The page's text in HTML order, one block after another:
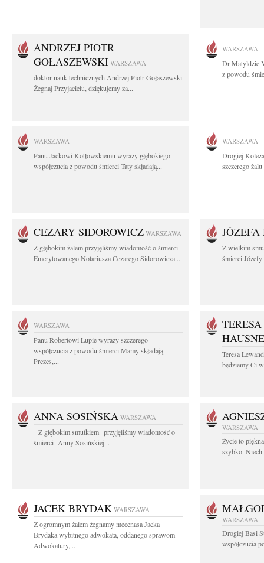
ANDRZEJ PIOTR
GOŁASZEWSKI WARSZAWA
doktor nauk technicznych Andrzej Piotr Gołaszewski
Żegnaj Przyjacielu, dziękujemy za...
WARSZAWA
Dr Matyldzie
z powodu
WARSZAWA
Panu Jackowi Kotłowskiemu wyrazy głębokiego
współczucia z powodu śmierci Taty składają...
WARSZAWA
Drogiej
szczerego
CEZARY SIDOROWICZ WARSZAWA
Z głębokim żalem przyjęliśmy wiadomość o śmierci
Emerytowanego Notariusza Cezarego Sidorowicza...
Z wielkim
śmierci
WARSZAWA
Panu Robertowi Lupie wyrazy szczerego
współczucia z powodu śmierci Mamy składają
Prezes,...
Teresa
będziemy Ci
ANNA SOSIŃSKA WARSZAWA
Z głębokim smutkiem przyjęliśmy wiadomość o
śmierci Anny Sosińskiej...
WARSZAWA
Życie to
szybko. Niech
JACEK BRYDAK WARSZAWA
Z ogromnym żalem żegnamy mecenasa Jacka
Brydaka wybitnego adwokata, oddanego sprawom
Adwokatury,...
WARSZAWA
Drogiej Basi
współczucia